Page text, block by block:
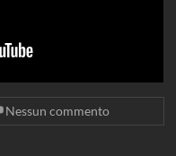
Nessun commento